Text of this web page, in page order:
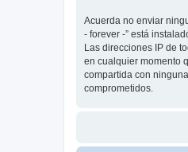
Acuerda no enviar
- forever -” está
Las direcciones IP de
en cualquier momento
compartida con
comprometidos.